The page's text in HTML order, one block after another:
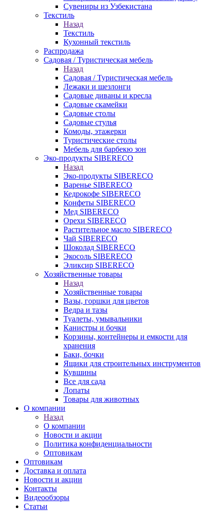
Сувениры из Узбекистана
Текстиль
Назад
Текстиль
Кухонный текстиль
Распродажа
Садовая / Туристическая мебель
Назад
Садовая / Туристическая мебель
Лежаки и шезлонги
Садовые диваны и кресла
Садовые скамейки
Садовые столы
Садовые стулья
Комоды, этажерки
Туристические столы
Мебель для барбекю зон
Эко-продукты SIBERECO
Назад
Эко-продукты SIBERECO
Варенье SIBERECO
Кедрокофе SIBERECO
Конфеты SIBERECO
Мед SIBERECO
Орехи SIBERECO
Растительное масло SIBERECO
Чай SIBERECO
Шоколад SIBERECO
Экосоль SIBERECO
Эликсир SIBERECO
Хозяйственные товары
Назад
Хозяйственные товары
Вазы, горшки для цветов
Ведра и тазы
Туалеты, умывальники
Канистры и бочки
Корзины, контейнеры и емкости для
хранения
Баки, бочки
Ящики для строительных инструментов
Кувшины
Все для сада
Лопаты
Товары для животных
О компании
Назад
О компании
Новости и акции
Политика конфиденциальности
Оптовикам
Оптовикам
Доставка и оплата
Новости и акции
Контакты
Видеообзоры
Статьи